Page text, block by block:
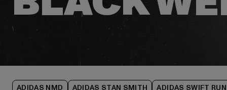
ADIDAS NMD ADIDAS STAN SMITH ADIDAS SWIFT RUN